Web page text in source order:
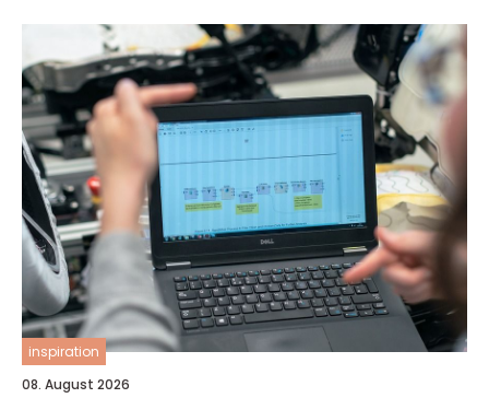
inspiration
08. August 2026